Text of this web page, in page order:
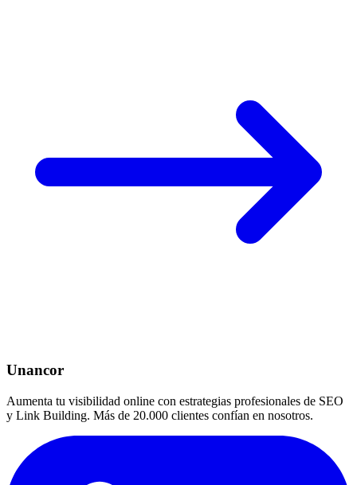
Unancor
Aumenta tu visibilidad online con estrategias profesionales de SEO
y Link Building. Más de 20.000 clientes confían en nosotros.